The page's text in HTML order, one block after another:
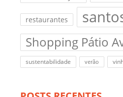
restaurantes
Shopping Pátio
sustentabilidade verão